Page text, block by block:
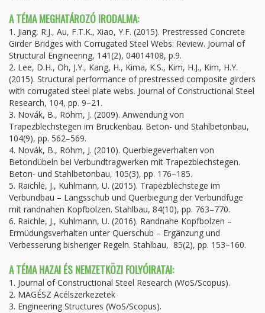
A TÉMA MEGHATÁROZÓ IRODALMA:
1. Jiang, R.J., Au, F.T.K., Xiao, Y.F. (2015). Prestressed Concrete
Girder Bridges with Corrugated Steel Webs: Review. Journal of
Structural Engineering, 141(2), 04014108, p.9.
2. Lee, D.H., Oh, J.Y., Kang, H., Kima, K.S., Kim, H.J., Kim, H.Y.
(2015). Structural performance of prestressed composite girders
with corrugated steel plate webs. Journal of Constructional Steel
Research, 104, pp. 9–21.
3. Novák, B., Röhm, J. (2009). Anwendung von
Trapezblechstegen im Brückenbau. Beton- und Stahlbetonbau,
104(9), pp. 562–569.
4. Novák, B., Röhm, J. (2010). Querbiegeverhalten von
Betondübeln bei Verbundtragwerken mit Trapezblechstegen.
Beton- und Stahlbetonbau, 105(3), pp. 176–185.
5. Raichle, J., Kuhlmann, U. (2015). Trapezblechstege im
Verbundbau – Längsschub und Querbiegung der Verbundfuge
mit randnahen Kopfbolzen. Stahlbau, 84(10), pp. 763–770.
6. Raichle, J., Kuhlmann, U. (2016). Randnahe Kopfbolzen –
Ermüdungsverhalten unter Querschub – Ergänzung und
Verbesserung bisheriger Regeln. Stahlbau, 85(2), pp. 153–160.
A TÉMA HAZAI ÉS NEMZETKÖZI FOLYÓIRATAI:
1. Journal of Constructional Steel Research (WoS/Scopus).
2. MAGÉSZ Acélszerkezetek
3. Engineering Structures (WoS/Scopus).